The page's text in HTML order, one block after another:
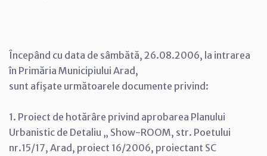
Începând cu data de sâmbătă, 26.08.2006, la intrarea
în Primăria Municipiului Arad,
sunt afişate următoarele documente privind:
1. Proiect de hotărâre privind aprobarea Planului
Urbanistic de Detaliu „ Show-ROOM, str. Poetului
nr.15/17, Arad, proiect 16/2006, proiectant SC